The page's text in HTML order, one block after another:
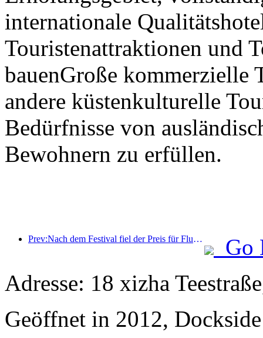
internationale
Touristenattraktionen und
bauenGroße kommerzielle
andere küstenkulturelle
Bedürfnisse von
Bewohnern zu erfüllen.
Prev:Nach dem Festival fiel der Preis für Flugtickets in vielen Destinationen um fast 40%
Go
Adresse: 18 xizha
Geöffnet in 2012,